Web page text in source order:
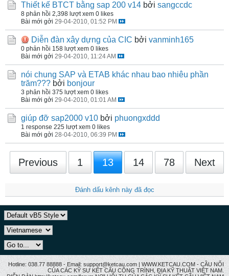
Thiết kế BTCT bằng sap 200 v14 bởi sangccdc
8 phản hồi 2,398 lượt xem 0 likes
Bài mới gởi 29-04-2010, 01:52 PM
Diễn đàn xây dựng của CIC bởi vanminh165
0 phản hồi 158 lượt xem 0 likes
Bài mới gởi 29-04-2010, 11:24 AM
nói chung SAP và ETAB khác nhau bao nhiêu phần
trăm??? bởi bonjour
3 phản hồi 375 lượt xem 0 likes
Bài mới gởi 29-04-2010, 01:01 AM
giúp đỡ sap2000 v10 bởi phuongxddd
1 response 225 lượt xem 0 likes
Bài mới gởi 28-04-2010, 06:39 PM
Previous 1 13 14 78 Next
Đánh dấu kênh này đã đọc
Hotline: 038.77 88888 - Email: support@ketcau.com | WWW.KETCAU.COM - CẦU NỐI
CỦA CÁC KỸ SƯ KẾT CẤU CÔNG TRÌNH, ĐỊA KỸ THUẬT VIỆT NAM.